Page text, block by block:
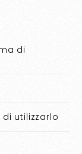
di
utilizzarlo​​